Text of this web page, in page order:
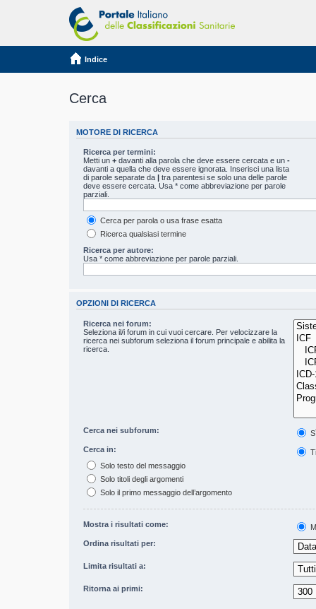
Indice
Cerca
MOTORE DI RICERCA
Ricerca per termini:
Metti un+ davanti alla parola che deve essere cercata e un-
davanti a quella che deve essere ignorata. Inserisci una lista
di parole separate da
tra parentesi se solo una delle parole
deve essere cercata. Usa * come abbreviazione per parole
parziali.
Cerca per parola o usa frase esatta
Ricerca qualsiasi termine
Ricerca per autore:
Usa * come abbreviazione per parole parziali.
OPZIONI DI RICERCA
Ricerca nei forum:
Seleziona il/i forum in cui vuoi cercare. Per velocizzare la
ricerca nei subforum seleziona il forum principale e abilita la
ricerca.
Cerca nei subforum:
Cerca in:
Solo testo del messaggio
Solo titoli degli argomenti
Solo il primo messaggio dell’argomento
Mostra i risultati come:
Ordina risultati per:
Limita risultati a:
Ritorna ai primi: